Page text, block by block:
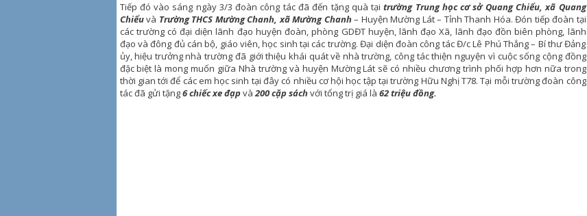
Tiếp đó vào sáng ngày 3/3 đoàn công tác đã đến tặng quà tạitrường Trung học cơ sở Quang Chiểu, xã Quang
Chiểuvà Trường THCS Mường Chanh, xã Mường Chanh– Huyện Mường Lát – Tỉnh Thanh Hóa. Đón tiếp đoàn tại
các trường có đại diện lãnh đạo huyện đoàn, phòng GDĐT huyện, lãnh đạo Xã, lãnh đạo đồn biên phòng, lãnh
đạo và đông đủ cán bộ, giáo viên, học sinh tại các trường. Đại diện đoàn công tác Đ/c Lê Phú Thắng – Bí thư Đảng
ủy, hiệu trưởng nhà trường đã giới thiệu khái quát về nhà trường, công tác thiện nguyện vì cuộc sống cộng đồng
đặc biệt là mong muốn giữa Nhà trường và huyện Mường Lát sẽ có nhiều chương trình phối hợp hơn nữa trong
thời gian tới để các em học sinh tại đây có nhiều cơ hội học tập tại trường Hữu Nghị T78. Tại mỗi trường đoàn công
tác đã gửi tặng6 chiếc xe đạpvà200 cặp sáchvới tổng trị giá là 62 triệu đồng.